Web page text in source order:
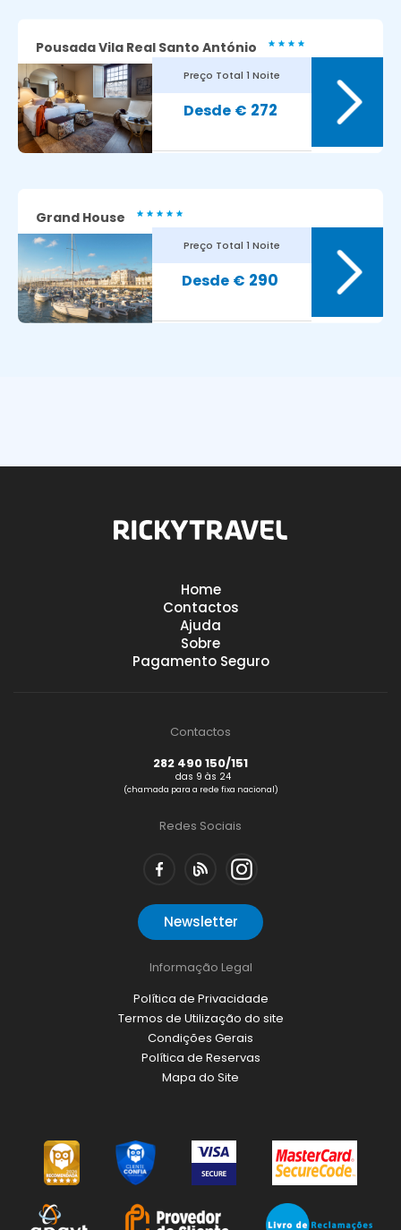
Pousada Vila Real Santo António
Preço Total 1 Noite
€ 272
Grand House
Preço Total 1 Noite
€ 290
Home
Contactos
Ajuda
Sobre
Pagamento Seguro
Contactos
282 490 150/151
das 9 às 24
(chamada para a rede fixa nacional)
Redes Sociais
Newsletter
Informação Legal
Política de Privacidade
Termos de Utilização do site
Condições Gerais
Política de Reservas
Mapa do Site